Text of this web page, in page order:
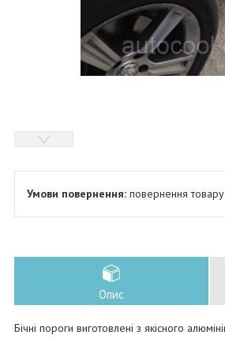
повернення
Опис
Бічні пороги виготовлені з якісного